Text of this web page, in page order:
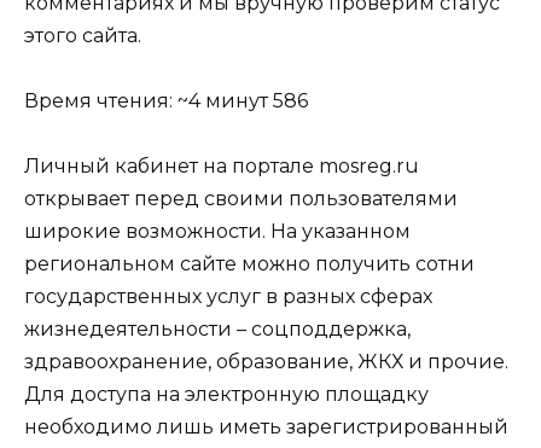
этого сайта.
Время чтения: ~4 минут 586
Личный кабинет на портале mosreg.ru
открывает перед своими пользователями
широкие возможности. На указанном
региональном сайте можно получить сотни
государственных услуг в разных сферах
жизнедеятельности – соцподдержка,
здравоохранение, образование, ЖКХ и прочие.
Для доступа на электронную площадку
необходимо лишь иметь зарегистрированный